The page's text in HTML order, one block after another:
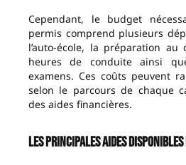
Cependant, le budget
permis comprend plusieurs
l’auto-école, la préparation
heures de conduite ainsi
examens. Ces coûts peuvent
selon le parcours de chaque
des aides financières.
Les principales aides